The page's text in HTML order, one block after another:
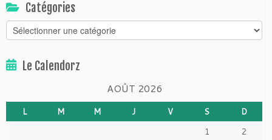
Catégories
Catégories
Le Calendorz
AOÛT 2026
L M M J V S
D
1
2